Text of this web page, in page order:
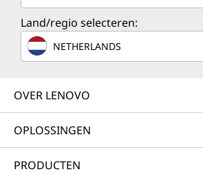
Land/regio selecteren:
NETHERLANDS
OVER LENOVO
OPLOSSINGEN
PRODUCTEN